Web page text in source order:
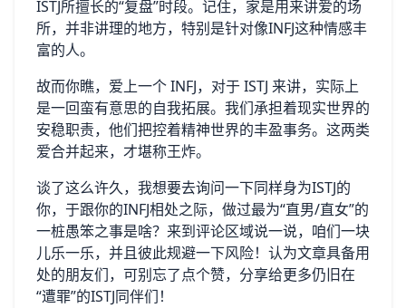
ISTJ所擅长的“复盘”时段。记住，家是用来讲爱的场
所，并非讲理的地方，特别是针对像INFJ这种情感丰
富的人。
故而你瞧，爱上一个 INFJ，对于 ISTJ 来讲，实际上
是一回蛮有意思的自我拓展。我们承担着现实世界的
安稳职责，他们把控着精神世界的丰盈事务。这两类
爱合并起来，才堪称王炸。
谈了这么许久，我想要去询问一下同样身为ISTJ的
你，于跟你的INFJ相处之际，做过最为“直男/直女”的
一桩愚笨之事是啥？来到评论区域说一说，咱们一块
儿乐一乐，并且彼此规避一下风险！认为文章具备用
处的朋友们，可别忘了点个赞，分享给更多仍旧在
“遭罪”的ISTJ同伴们！